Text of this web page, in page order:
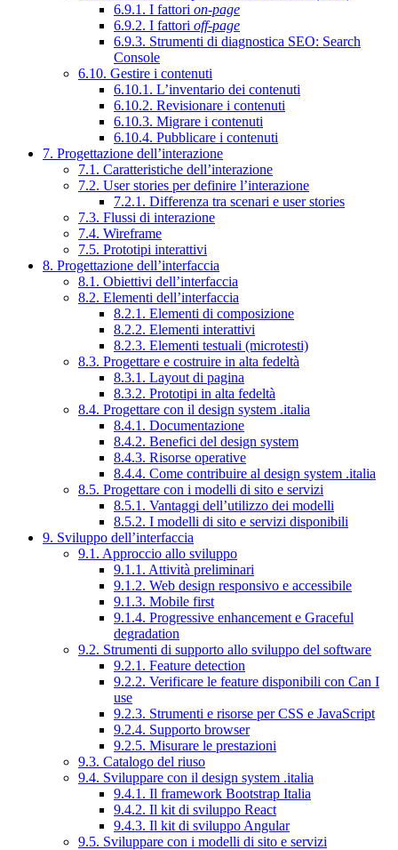
6.9.1. I fattori on-page
6.9.2. I fattori off-page
6.9.3. Strumenti di diagnostica SEO: Search
Console
6.10. Gestire i contenuti
6.10.1. L’inventario dei contenuti
6.10.2. Revisionare i contenuti
6.10.3. Migrare i contenuti
6.10.4. Pubblicare i contenuti
7. Progettazione dell’interazione
7.1. Caratteristiche dell’interazione
7.2. User stories per definire l’interazione
7.2.1. Differenza tra scenari e user stories
7.3. Flussi di interazione
7.4. Wireframe
7.5. Prototipi interattivi
8. Progettazione dell’interfaccia
8.1. Obiettivi dell’interfaccia
8.2. Elementi dell’interfaccia
8.2.1. Elementi di composizione
8.2.2. Elementi interattivi
8.2.3. Elementi testuali (microtesti)
8.3. Progettare e costruire in alta fedeltà
8.3.1. Layout di pagina
8.3.2. Prototipi in alta fedeltà
8.4. Progettare con il design system .italia
8.4.1. Documentazione
8.4.2. Benefici del design system
8.4.3. Risorse operative
8.4.4. Come contribuire al design system .italia
8.5. Progettare con i modelli di sito e servizi
8.5.1. Vantaggi dell’utilizzo dei modelli
8.5.2. I modelli di sito e servizi disponibili
9. Sviluppo dell’interfaccia
9.1. Approccio allo sviluppo
9.1.1. Attività preliminari
9.1.2. Web design responsivo e accessibile
9.1.3. Mobile first
9.1.4. Progressive enhancement e Graceful
degradation
9.2. Strumenti di supporto allo sviluppo del software
9.2.1. Feature detection
9.2.2. Verificare le feature disponibili con Can I
use
9.2.3. Strumenti e risorse per CSS e JavaScript
9.2.4. Supporto browser
9.2.5. Misurare le prestazioni
9.3. Catalogo del riuso
9.4. Sviluppare con il design system .italia
9.4.1. Il framework Bootstrap Italia
9.4.2. Il kit di sviluppo React
9.4.3. Il kit di sviluppo Angular
9.5. Sviluppare con i modelli di sito e servizi